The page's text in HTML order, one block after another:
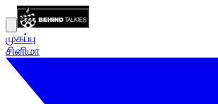
முகப்பு
சினிமா